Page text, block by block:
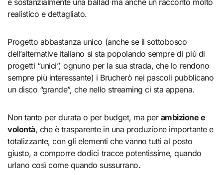
è sostanzialmente una ballad ma anche un racconto molto
realistico e dettagliato.
Progetto abbastanza unico (anche se il sottobosco
dell’alternative italiano si sta popolando sempre di più di
progetti “unici”, ognuno per la sua strada, che lo rendono
sempre più interessante) i Brucherò nei pascoli pubblicano
un disco “grande”, che nello streaming ci sta appena.
Non tanto per durata o per budget, ma per ambizione e
volontà, che è trasparente in una produzione importante e
totalizzante, con gli elementi che vanno tutti al posto
giusto, a comporre dodici tracce potentissime, quando
urlano così come quando sussurrano.